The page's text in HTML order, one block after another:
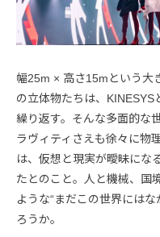
幅25m × 高さ15mという大
の立体物たちは、
繰り返す。そんな多面的な
ラヴィティさえも徐々に物
は、仮想と現実が曖昧にな
たとのこと。人と機械、国
ような“まだこの世界には
ろうか。